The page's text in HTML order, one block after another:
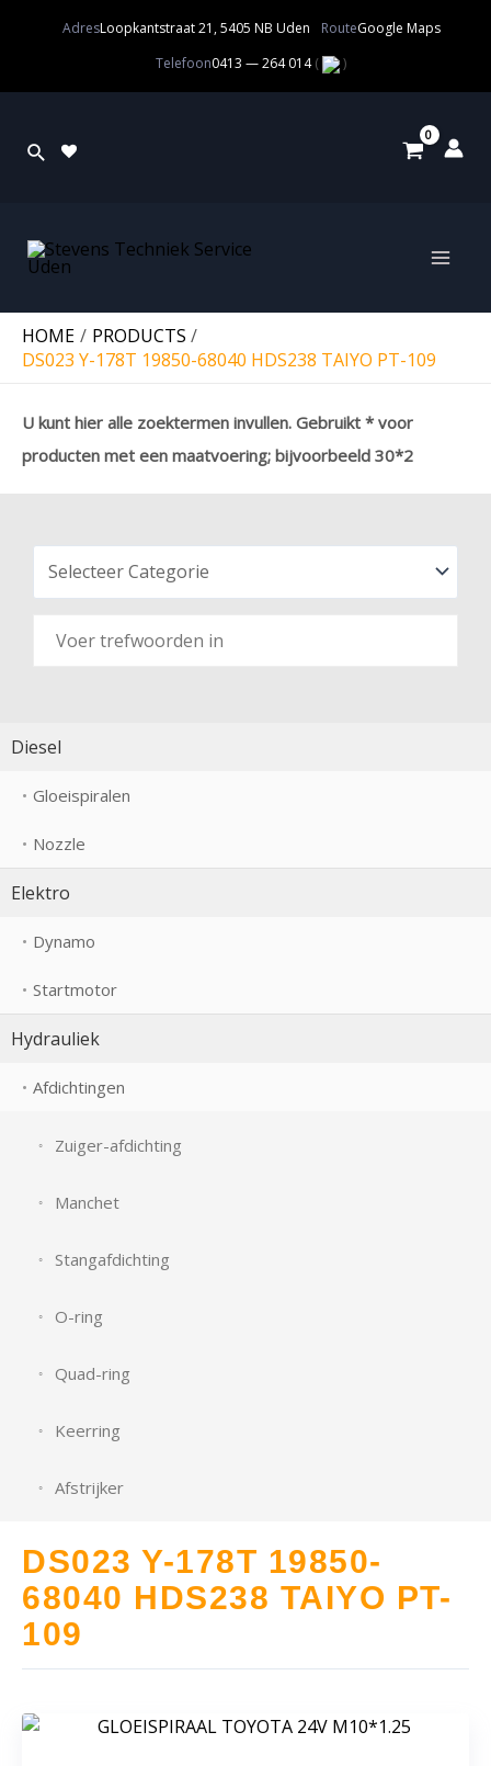
AdresLoopkantstraat 21, 5405 NB Uden RouteGoogle Maps
Telefoon0413 — 264 014( )
HOME
PRODUCTS
DS023 Y-178T 19850-68040 HDS238 TAIYO PT-109
U kunt hier alle zoektermen invullen. Gebruikt * voor
producten met een maatvoering; bijvoorbeeld 30*2
Diesel
Gloeispiralen
Nozzle
Elektro
Dynamo
Startmotor
Hydrauliek
Afdichtingen
Zuiger-afdichting
Manchet
Stangafdichting
O-ring
Quad-ring
Keerring
Afstrijker
DS023 Y-178T 19850-
68040 HDS238 TAIYO PT-
109